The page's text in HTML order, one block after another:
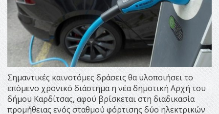
Σημαντικές καινοτόμες δράσεις θα υλοποιήσει το
επόμενο χρονικό διάστημα η νέα δημοτική Αρχή του
δήμου Καρδίτσας, αφού βρίσκεται στη διαδικασία
προμήθειας ενός σταθμού φόρτισης δύο ηλεκτρικών